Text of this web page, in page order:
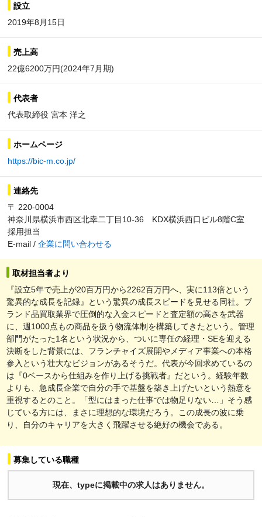
設立
2019年8月15日
売上高
22億6200万円(2024年7月期)
代表者
代表取締役 宮本 洋之
ホームページ
https://bic-m.co.jp/
連絡先
〒 220-0004
神奈川県横浜市西区北幸二丁目10-36 KDX横浜西口ビル8階C室
採用担当
E-mail / 企業に問い合わせる
取材担当者より
『設立5年で売上が20百万円から2262百万円へ、実に113倍という
驚異的な成長を記録』という驚異の成長スピードを見せる同社。ブ
ランド品買取業界で圧倒的な入金スピードと査定額の高さを武器
に、週1000点もの商品を扱う物流体制を構築してきたという。管理
部門がたった1名という状況から、ついに専任の経理・SEを迎える
決断をした背景には、フランチャイズ展開やメディア事業への本格
参入という壮大なビジョンがあるそうだ。代表が今回求めているの
は『0ベースから仕組みを作り上げる挑戦者』だという。経験年数
よりも、急成長企業で自分の手で基盤を築き上げたいという熱意を
重視するとのこと。「型にはまった仕事では物足りない…」そう感
じている方には、まさに理想的な環境だろう。この成長の波に乗
り、自分のキャリアを大きく飛躍させる絶好の機会である。
募集している職種
現在、typeに掲載中の求人はありません。